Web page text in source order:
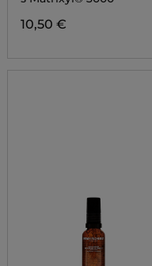
3000
10,50 €